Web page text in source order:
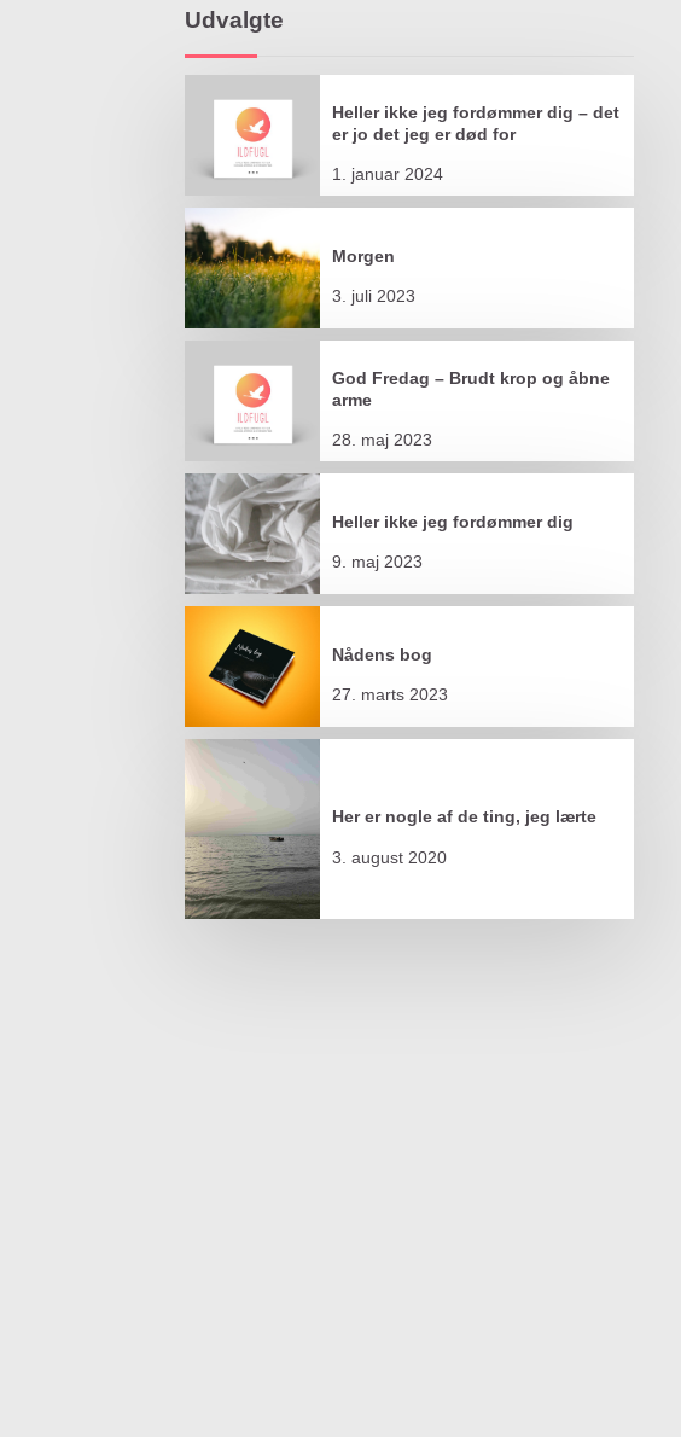
Udvalgte
Heller ikke jeg fordømmer dig – det
er jo det jeg er død for
1. januar 2024
Morgen
3. juli 2023
God Fredag – Brudt krop og åbne
arme
28. maj 2023
Heller ikke jeg fordømmer dig
9. maj 2023
Nådens bog
27. marts 2023
Her er nogle af de ting, jeg lærte
3. august 2020